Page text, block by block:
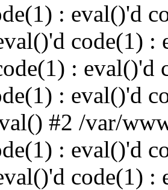
: eval()'d
code(1) :
: eval()'d
: eval()'d
#2 /var/
: eval()'d
code(1) :